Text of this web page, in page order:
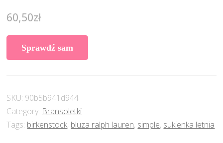
60,50zł
Sprawdź sam
SKU: 90b5b941d944
Category: Bransoletki
Tags: birkenstock, bluza ralph lauren, simple, sukienka letnia